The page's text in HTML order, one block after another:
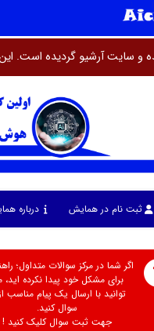
و سایت آرشیو گردیده است.
ثبت نام در همایش درباره
اگر شما در مرکز سوالات متداول؛
برای مشکل خود پیدا نکرده
توانید با ارسال یک پیام مناسب
سوال کنید.
جهت ثبت سوال کلیک کنید !